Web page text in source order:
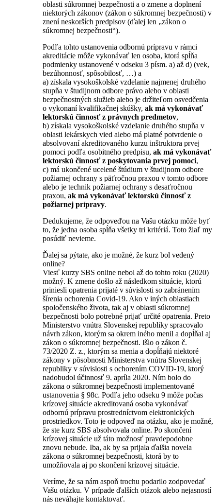
oblasti súkromnej bezpečnosti a o zmene a doplnení
niektorých zákonov (zákon o súkromnej bezpečnosti) v
znení neskorších predpisov (ďalej len „zákon o
súkromnej bezpečnosti“).
Podľa tohto ustanovenia odbornú prípravu v rámci
akreditácie môže vykonávať len osoba, ktorá spĺňa
podmienky ustanovené v odseku 3 písm. a) až d) (vek,
bezúhonnosť, spôsobilosť, …) a
a) získala vysokoškolské vzdelanie najmenej druhého
stupňa v študijnom odbore právo alebo v oblasti
bezpečnostných služieb alebo je držiteľom osvedčenia
o vykonaní kvalifikačnej skúšky, ak má vykonávať
lektorskú činnosť z právnych predmetov,
b) získala vysokoškolské vzdelanie druhého stupňa v
oblasti lekárskych vied alebo má platné potvrdenie o
absolvovaní akreditovaného kurzu inštruktora prvej
pomoci podľa osobitného predpisu, ak má vykonávať
lektorskú činnosť z poskytovania prvej pomoci,
c) má ukončené ucelené štúdium v študijnom odbore
požiarnej ochrany s päťročnou praxou v tomto odbore
alebo je technik požiarnej ochrany s desaťročnou
praxou, ak má vykonávať lektorskú činnosť z
požiarnej prípravy.
Dedukujeme, že odpoveďou na Vašu otázku môže byť
to, že jedna osoba spĺňa všetky tri kritériá. Toto žiaľ my
posúdiť nevieme.
Ďalej sa pýtate, ako je možné, že kurz bol vedený
online?
Viesť kurzy SBS online nebol až do tohto roku (2020)
možný. K zmene došlo až následkom situácie, ktorú
priniesli opatrenia prijaté v súvislosti so zabránením
šírenia ochorenia Covid-19. Ako v iných oblastiach
spoločenského života, tak aj v oblasti súkromnej
bezpečnosti bolo potrebné prijať určité opatrenia. Preto
Ministerstvo vnútra Slovenskej republiky spracovalo
návrh zákon, ktorým sa okrem iného menil a dopĺňal aj
zákon o súkromnej bezpečnosti. Išlo o zákon č.
73/2020 Z. z., ktorým sa menia a dopĺňajú niektoré
zákony v pôsobnosti Ministerstva vnútra Slovenskej
republiky v súvislosti s ochorením COVID-19, ktorý
nadobudol účinnosť 9. apríla 2020. Ním bolo do
zákona o súkromnej bezpečnosti implementované
ustanovenia § 98c. Podľa jeho odseku 9 môže počas
krízovej situácie akreditovaná osoba vykonávať
odbornú prípravu prostredníctvom elektronických
prostriedkov. Toto je odpoveď na otázku, ako je možné,
že ste kurz SBS absolvovala online. Po skončení
krízovej situácie už táto možnosť pravdepodobne
znovu nebude. Iba, ak by sa prijala ďalšia novela
zákona o súkromnej bezpečnosti, ktorá by to
umožňovala aj po skončení krízovej situácie.
Veríme, že sa nám aspoň trochu podarilo zodpovedať
Vašu otázku. V prípade ďalších otázok alebo nejasností
nás neváhajte kontaktovať.